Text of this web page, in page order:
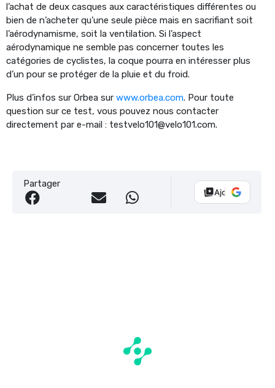
l’achat de deux casques aux caractéristiques différentes ou
bien de n’acheter qu’une seule pièce mais en sacrifiant soit
l’aérodynamisme, soit la ventilation. Si l’aspect
aérodynamique ne semble pas concerner toutes les
catégories de cyclistes, la coque pourra en intéresser plus
d’un pour se protéger de la pluie et du froid.
Plus d’infos sur Orbea sur www.orbea.com. Pour toute
question sur ce test, vous pouvez nous contacter
directement par e-mail : testvelo101@velo101.com.
Partager
Ajouter Vélo